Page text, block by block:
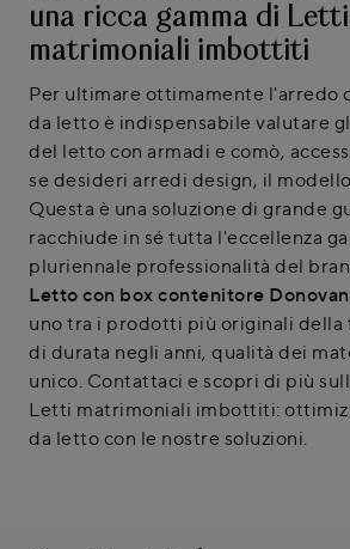
una ricca gamma di Letti
matrimoniali imbottiti
Per ultimare ottimamente l'arredo
da letto è indispensabile valutare
del letto con armadi e comò,
se desideri arredi design, il
Questa è una soluzione di grande
racchiude in sé tutta l'eccellenza
pluriennale professionalità del
Letto con box contenitore
uno tra i prodotti più originali della
di durata negli anni, qualità dei
unico. Contattaci e scopri di più
Letti matrimoniali imbottiti:
da letto con le nostre soluzioni.